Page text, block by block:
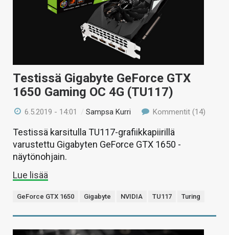
Testissä Gigabyte GeForce GTX
1650 Gaming OC 4G (TU117)
6.5.2019 - 14:01 /Sampsa Kurri Kommentit (14)
Testissä karsitulla TU117-grafiikkapiirillä
varustettu Gigabyten GeForce GTX 1650 -
näytönohjain.
Lue lisää
GeForce GTX 1650 Gigabyte NVIDIA TU117 Turing